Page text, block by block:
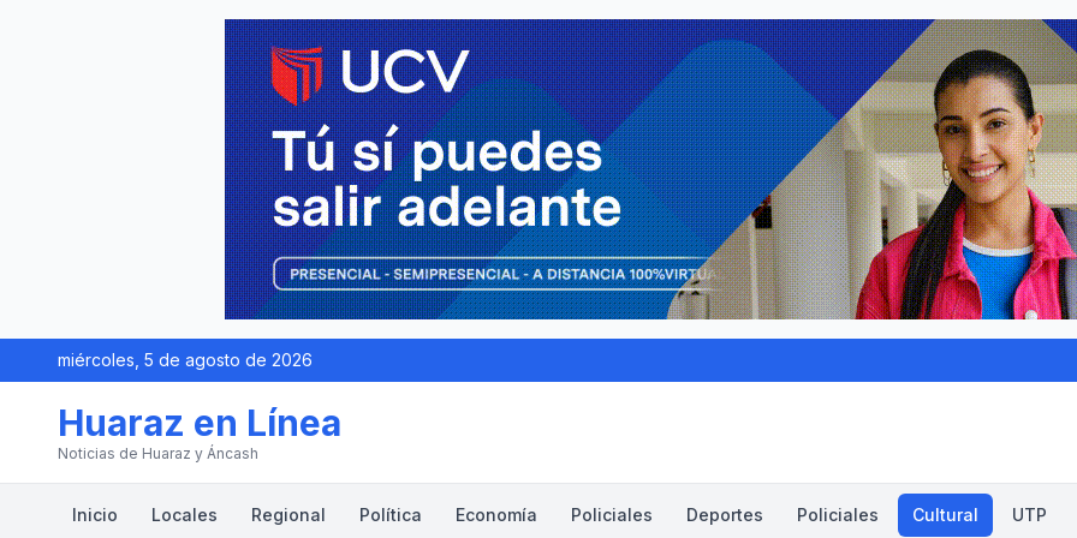
miércoles, 5 de agosto de 2026
Huaraz en Línea
Noticias de Huaraz y Áncash
Inicio Locales Regional Política Economía Policiales Deportes Policiales Cultural UTP